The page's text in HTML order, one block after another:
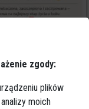
Następna
zgody:
plików
moich